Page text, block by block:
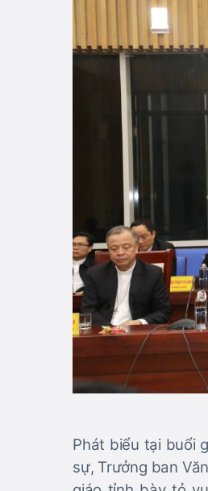
Phát biểu tại buổi
sự, Trưởng ban